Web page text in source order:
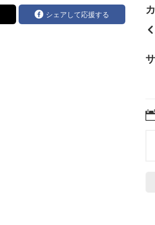
シェアして応援する